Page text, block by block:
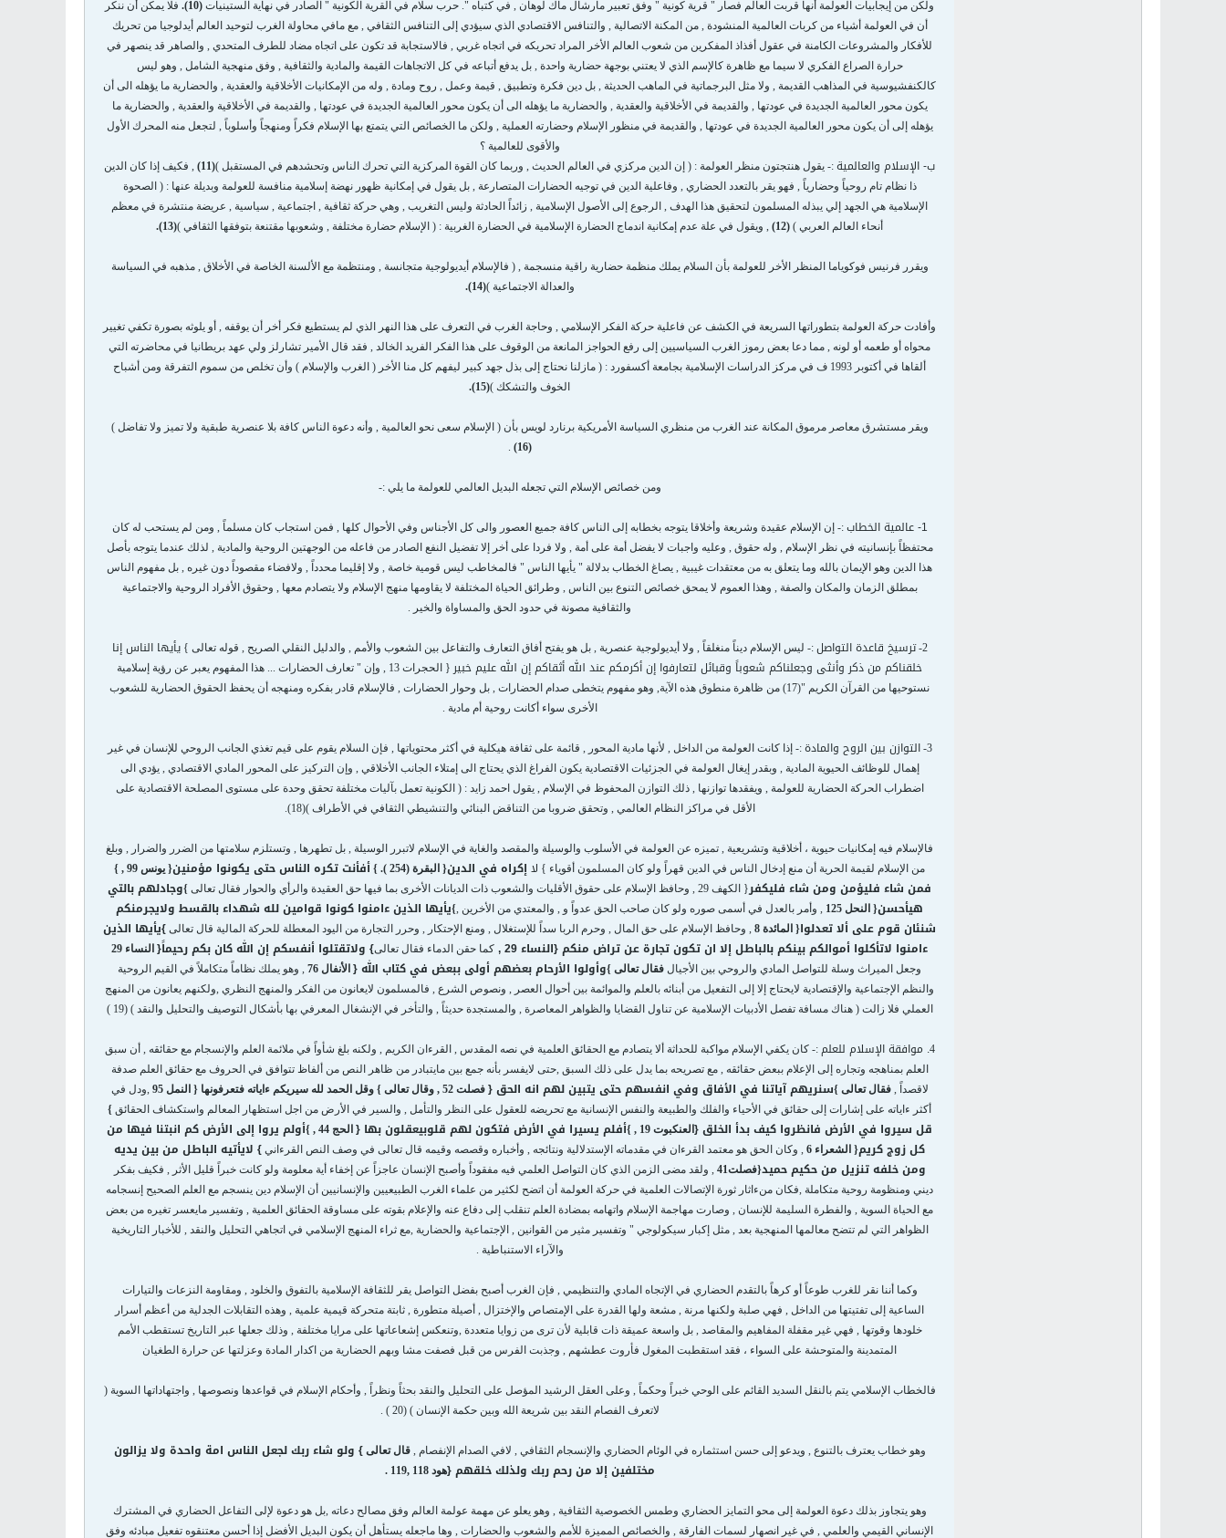
ولكن من إيجابيات العولمة أنها قربت العالم فصار " قرية كونية " وفق تعبير مارشال ماك لوهان , في كتباه ". حرب سلام في القرية الكونية " الصادر في نهاية الستينيات (10).
فلا يمكن أن ننكر
أن في العولمة أشياء من كربات العالمية المنشودة , من المكنة الاتصالية , والتنافس الاقتصادي الذي سيؤدي إلى التنافس الثقافي , مع مافي محاولة الغرب لتوحيد العالم أيدلوجيا من تحريك
للأفكار والمشروعات الكامنة في عقول أفذاذ المفكرين من شعوب العالم الأخر المراد تحريكه في اتجاه غربي , فالاستجابة قد تكون على اتجاه مضاد للطرف المتحدي , والصاهر قد ينصهر في
حرارة الصراع الفكري لا سيما مع ظاهرة كالإسم الذي لا يعتني بوجهة حضارية واحدة , بل يدفع أتباعه في كل الاتجاهات القيمة والمادية والثقافية , وفق منهجية الشامل , وهو ليس
كالكنفشيوسية في المذاهب القديمة , ولا مثل البرجماتية في الماهب الحديثة , بل دين فكرة وتطبيق , قيمة وعمل , روح ومادة , وله من الإمكانيات الأخلاقية والعقدية , والحضارية ما يؤهله الى أن
يكون محور العالمية الجديدة في عودتها , والقديمة في الأخلاقية والعقدية , والحضارية ما يؤهله الى أن يكون محور العالمية الجديدة في عودتها , والقديمة في الأخلاقية والعقدية , والحضارية ما
يؤهله إلى أن يكون محور العالمية الجديدة في عودتها , والقديمة في منظور الإسلام وحضارته العملية , ولكن ما الخصائص التي يتمتع بها الإسلام فكراً ومنهجاً وأسلوباً , لتجعل منه المحرك الأول
والأقوى للعالمية ؟
ب- الإسلام والعالمية :- يقول هنتجتون منظر العولمة : ( إن الدين مركزي في العالم الحديث , وربما كان القوة المركزية التي تحرك الناس وتحشدهم في المستقبل )(11)
, فكيف إذا كان الدين
ذا نظام تام روحياً وحضارياً , فهو يقر بالتعدد الحضاري , وفاعلية الدين في توجيه الحضارات المتصارعة , بل يقول في إمكانية ظهور نهضة إسلامية منافسة للعولمة وبديلة عنها : ( الصحوة
الإسلامية هي الجهد إلي يبذله المسلمون لتحقيق هذا الهدف , الرجوع إلى الأصول الإسلامية , زائداً الحادثة وليس التغريب , وهي حركة ثقافية , اجتماعية , سياسية , عريضة منتشرة في معظم
أنحاء العالم العربي ) (12) , ويقول في علة عدم إمكانية اندماج الحضارة الإسلامية في الحضارة الغربية : ( الإسلام حضارة مختلفة , وشعوبها مقتنعة بتوفقها الثقافي )(13).
ويقرر فرنيس فوكوياما المنظر الأخر للعولمة بأن السلام يملك منظمة حضارية راقية منسجمة , ( فالإسلام أيديولوجية متجانسة , ومنتظمة مع الألسنة الخاصة في الأخلاق , مذهبه في السياسة
والعدالة الاجتماعية )(14).
وأفادت حركة العولمة بتطوراتها السريعة في الكشف عن فاعلية حركة الفكر الإسلامي , وحاجة الغرب في التعرف على هذا النهر الذي لم يستطيع فكر أخر أن يوقفه , أو يلوثه بصورة تكفي تغيير
محواه أو طعمه أو لونه , مما دعا بعض رموز الغرب السياسيين إلى رفع الحواجز المانعة من الوقوف على هذا الفكر الفريد الخالد , فقد قال الأمير تشارلز ولي عهد بريطانيا في محاضرته التي
ألقاها في أكتوبر 1993 ف في مركز الدراسات الإسلامية بجامعة أكسفورد : ( مازلنا نحتاج إلى بذل جهد كبير ليفهم كل منا الأخر ( الغرب والإسلام ) وأن تخلص من سموم التفرقة ومن أشباح
الخوف والتشكك )(15).
ويقر مستشرق معاصر مرموق المكانة عند الغرب من منظري السياسة الأمريكية برنارد لويس بأن ( الإسلام سعى نحو العالمية , وأنه دعوة الناس كافة بلا عنصرية طبقية ولا تميز ولا تفاضل )
(16)
.
ومن خصائص الإسلام التي تجعله البديل العالمي للعولمة ما يلي :-
1- عالمية الخطاب
:- إن الإسلام عقيدة وشريعة وأخلاقا يتوجه بخطابه إلى الناس كافة جميع العصور والى كل الأجناس وفي الأحوال كلها , فمن استجاب كان مسلماً , ومن لم يستحب له كان
محتفظاً بإنسانيته في نظر الإسلام , وله حقوق , وعليه واجبات لا يفضل أمة على أمة , ولا فردا على أخر إلا تفضيل النفع الصادر من فاعله من الوجهتين الروحية والمادية , لذلك عندما يتوجه بأصل
هذا الدين وهو الإيمان بالله وما يتعلق به من معتقدات غيبية , يصاغ الخطاب بدلالة " يأيها الناس " فالمخاطب ليس قومية خاصة , ولا إقليما محدداً , ولافضاء مقصوداً دون غيره , بل مفهوم الناس
بمطلق الزمان والمكان والصفة , وهذا العموم لا يمحق خصائص التنوع بين الناس , وطرائق الحياة المختلفة لا يقاومها منهج الإسلام ولا يتصادم معها , وحقوق الأفراد الروحية والاجتماعية
والثقافية مصونة في حدود الحق والمساواة والخير .
2- ترسيخ قاعدة التواصل :- ليس الإسلام ديناً منغلقاً , ولا أيديولوجية عنصرية , بل هو يفتح أفاق التعارف والتفاعل بين الشعوب والأمم , والدليل النقلي الصريح , قوله تعالى }يأيها الناس إنا
خلقناكم من ذكر وأنثى وجعلناكم شعوباً وقبائل لتعارفوا إن أكرمكم عند الله أثقاكم إن الله عليم خبير
{ الحجرات 13 , وإن " تعارف الحضارات ... هذا المفهوم يعبر عن رؤية إسلامية
نستوحيها من القرآن الكريم "(17) من ظاهرة منطوق هذه الآية, وهو مفهوم يتخطى صدام الحضارات , بل وحوار الحضارات , فالإسلام قادر بفكره ومنهجه أن يحفظ الحقوق الحضارية للشعوب
الأخرى سواء أكانت روحية أم مادية .
3- التوازن بين الروح والمادة :- إذا كانت العولمة من الداخل , لأنها مادية المحور , قائمة على ثقافة هيكلية في أكثر محتوياتها , فإن السلام يقوم على قيم تغذي الجانب الروحي للإنسان في غير
إهمال للوظائف الحيوية المادية , وبقدر إيغال العولمة في الجزئيات الاقتصادية يكون الفراغ الذي يحتاج الى إمتلاء الجانب الأخلاقي , وإن التركيز على المحور المادي الاقتصادي , يؤدي الى
اضطراب الحركة الحضارية للعولمة , ويفقدها توازنها , ذلك التوازن المحفوظ في الإسلام , يقول احمد زايد : ( الكونية تعمل بآليات مختلفة تحقق وحدة على مستوى المصلحة الاقتصادية على
الأقل في مراكز النظام العالمي , وتحقق ضروبا من التناقض البنائي والتنشيطي الثقافي في الأطراف )(18).
فالإسلام فيه إمكانيات حيوية ، أخلاقية وتشريعية , تميزه عن العولمة في الأسلوب والوسيلة والمقصد والغاية في الإسلام لاتبرر الوسيلة , بل تطهرها , وتستلزم سلامتها من الضرر والضرار , وبلغ
من الإسلام لقيمة الحرية أن منع إدخال الناس في الدين قهراً ولو كان المسلمون أقوياء } لاإكراه في الدين{ البقرة (254 ). } أفأنت تكره الناس حتى يكونوا مؤمنين{ يونس 99 , }
فمن شاء فليؤمن ومن شاء فليكفر{ الكهف 29 , وحافظ الإسلام على حقوق الأقليات والشعوب ذات الديانات الأخرى بما فيها حق العقيدة والرأي والحوار فقال تعالى }وجادلهم بالتي
هيأحسن{ النحل 125 , وأمر بالعدل في أسمى صوره ولو كان صاحب الحق عدواً و , والمعتدي من الأخرين ,}يأيها الذين ءامنوا كونوا قوامين لله شهداء بالقسط ولايجرمنكم
شنئان قوم على ألا تعدلوا{ المائدة 8 , وحافظ الإسلام على حق المال , وحرم الربا سداً للإستغلال , ومنع الإحتكار , وحرر التجارة من اليود المعطلة للحركة المالية قال تعالى }يأيها الذين
ءامنوا لاتأكلوا أموالكم بينكم بالباطل إلا ان تكون تجارة عن تراض منكم{النساء 29 , كما حقن الدماء فقال تعالى} ولاتقتلوا أنفسكم إن الله كان بكم رحيماً{ لنساء 29
وجعل الميراث وسلة للتواصل المادي والروحي بين الأجيال فقال تعالى }وأولوا الأرحام بعضهم أولى ببعض في كتاب الله{ الأنفال 76
, وهو يملك نظاماً متكاملاً في القيم الروحية
والنظم الإجتماعية والإقتصادية لايحتاج إلا إلى التفعيل من أبنائه بالعلم والموائمة بين أحوال العصر , ونصوص الشرع , فالمسلمون لايعانون من الفكر والمنهج النظري ,ولكنهم يعانون من المنهج
العملي فلا زالت ( هناك مسافة تفصل الأدبيات الإسلامية عن تناول القضايا والظواهر المعاصرة , والمستجدة حديثاً , والتأخر في الإنشغال المعرفي بها بأشكال التوصيف والتحليل والنقد ) (19 )
4. موافقة الإسلام للعلم :- كان يكفي الإسلام مواكبة للحداثة ألا يتصادم مع الحقائق العلمية في نصه المقدس , القرءان الكريم , ولكنه بلغ شأواً في ملائمة العلم والإنسجام مع حقائقه , أن سبق
العلم بمناهجه وتجاره إلى الإعلام ببعض حقائقه , مع تصريحه بما يدل على ذلك السبق ,حتى لايفسر بأنه جمع بين مايتبادر من ظاهر النص من ألفاظ تتوافق في الحروف مع حقائق العلم صدفة
لاقصداً ,فقال تعالى}سنريهم آياتنا في الأفاق وفي انفسهم حتى يتبين لهم انه الحق{ فصلت 52 , وقال تعالى } وقل الحمد لله سيريكم ءاياته فتعرفونها{ النمل 95
,ودل في
أكثر ءاياته على إشارات إلى حقائق في الأحياء والفلك والطبيعة والنفس الإنسانية مع تحريضه للعقول على النظر والتأمل , والسير في الأرض من اجل استظهار المعالم واستكشاف الحقائق }
قل سيروا في الأرض فانظروا كيف بدأ الخلق{ العنكبوت 19 , }أفلم يسيرا في الأرض فتكون لهم قلوبيعقلون بها { الحج 44 , }أولم يروا إلى الأرض كم انبتنا فيها من
كل زوج كريم{ الشعراء 6 , وكان الحق هو معتمد القرءان في مقدماته الإستدلالية ونتائجه , وأخباره وقصصه وقيمه قال تعالى في وصف النص القرءاني } لايأتيه الباطل من بين يديه
ومن خلفه تنزيل من حكيم حميد{فصلت41 , ولقد مضى الزمن الذي كان التواصل العلمي فيه مفقوداً وأصبح الإنسان عاجزاً عن إخفاء أية معلومة ولو كانت خبراً قليل الأثر , فكيف بفكر
ديني ومنظومة روحية متكاملة ,فكان منءاثار ثورة الإتصالات العلمية في حركة العولمة أن اتضح لكثير من علماء الغرب الطبيعيين والإنسانيين أن الإسلام دين ينسجم مع العلم الصحيح إنسجامه
مع الحياة السوية , والفطرة السليمة للإنسان , وصارت مهاجمة الإسلام واتهامه بمضادة العلم تنقلب إلى دفاع عنه والإعلام بقوته على مساوقة الحقائق العلمية , وتفسير مايعسر تغيره من بعض
الظواهر التي لم تتضح معالمها المنهجية بعد , مثل إكبار سيكولوجي " وتفسير مثير من القوانين , الإجتماعية والحضارية ,مع ثراء المنهج الإسلامي في اتجاهي التحليل والنقد , للأخبار التاريخية
والآراء الاستنباطية .
وكما أننا نقر للغرب طوعاً أو كرهاً بالتقدم الحضاري في الإتجاه المادي والتنظيمي , فإن الغرب أصبح بفضل التواصل يقر للثقافة الإسلامية بالتفوق والخلود , ومقاومة النزعات والتيارات
الساعية إلى تفتيتها من الداخل , فهي صلبة ولكنها مرنة , مشعة ولها القدرة على الإمتصاص والإختزال , أصيلة متطورة , ثابتة متحركة قيمية علمية , وهذه التقابلات الجدلية من أعظم أسرار
خلودها وقوتها , فهي غير مقفلة المفاهيم والمقاصد , بل واسعة عميقة ذات قابلية لأن ترى من زوايا متعددة ,وتنعكس إشعاعاتها على مرايا مختلفة , وذلك جعلها عبر التاريخ تستقطب الأمم
المتمدينة والمتوحشة على السواء ، فقد استقطبت المغول فأروت عطشهم , وجذبت الفرس من قبل فصفت مشا وبهم الحضارية من اكدار المادة وعزلتها عن حرارة الطغيان
فالخطاب الإسلامي يتم بالنقل السديد القائم على الوحي خبراً وحكماً , وعلى العقل الرشيد المؤصل على التحليل والنقد بحثاً ونظراً , وأحكام الإسلام في قواعدها ونصوصها , واجتهاداتها السوية (
لاتعرف الفصام النقد بين شريعة الله وبين حكمة الإنسان ) (20 ) .
وهو خطاب يعترف بالتنوع , ويدعو إلى حسن استثماره في الوئام الحضاري والإنسجام الثقافي , لافي الصدام الإنفصام ,قال تعالى} ولو شاء ربك لجعل الناس امة واحدة ولا يزالون
مختلفين إلا من رحم ربك ولذلك خلقهم{هود 118 ,119 .
وهو يتجاوز بذلك دعوة العولمة إلى محو التمايز الحضاري وطمس الخصوصية الثقافية , وهو يعلو عن مهمة عولمة العالم وفق مصالح دعاته ,بل هو دعوة لإلى التفاعل الحضاري في المشترك
الإنساني القيمي والعلمي , في غير انصهار لسمات الفارقة , والخصائص المميزة للأمم والشعوب والحضارات , وها ماجعله يستأهل أن يكون البديل الأفضل إذا أحسن معتنقوه تفعيل مبادئه وفق